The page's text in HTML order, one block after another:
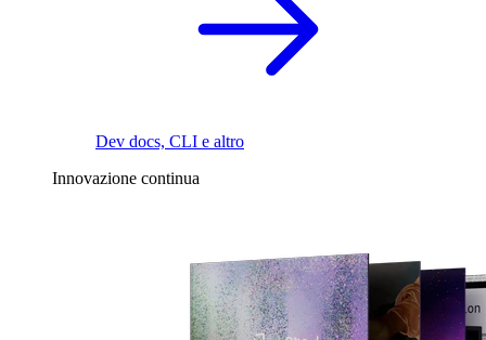
Dev docs, CLI e altro
Innovazione continua